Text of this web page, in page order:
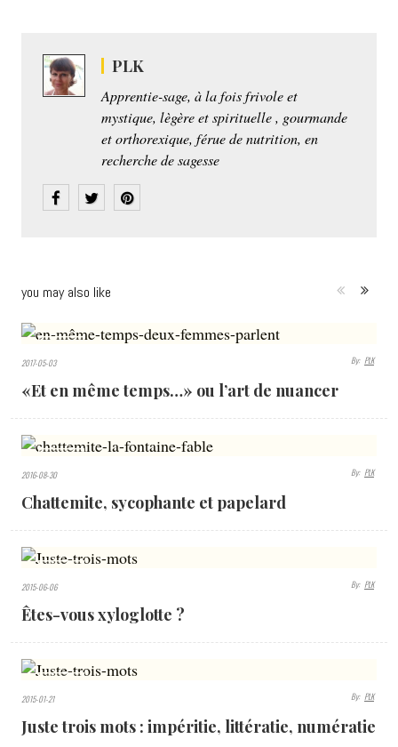
PLK
Apprentie-sage, à la fois frivole et
mystique, lègère et spirituelle , gourmande
et orthorexique, férue de nutrition, en
recherche de sagesse
you may also like
VIEWS
2017-05-03 By: PLK
«Et en même temps…» ou l’art de nuancer
VIEWS
2016-08-30 By: PLK
Chattemite, sycophante et papelard
VIEWS
2015-06-06 By: PLK
Êtes-vous xyloglotte ?
VIEWS
2015-01-21 By: PLK
Juste trois mots : impéritie, littératie, numératie